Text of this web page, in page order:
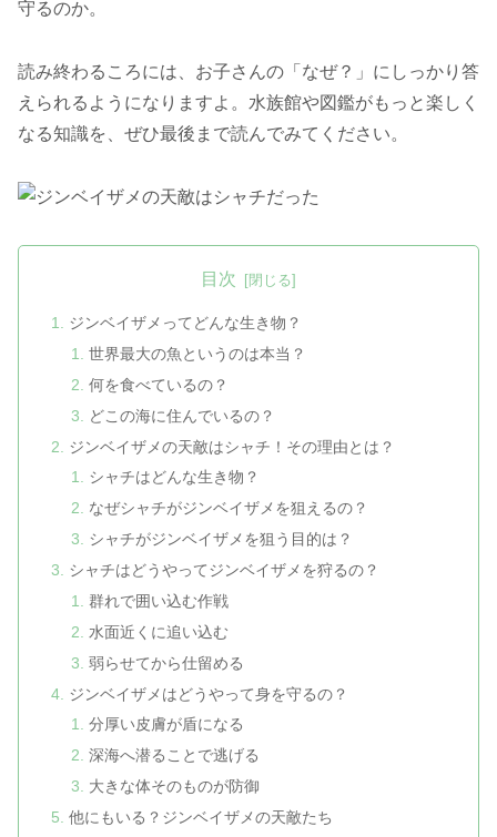
守るのか。
読み終わるころには、お子さんの「なぜ？」にしっかり答
えられるようになりますよ。水族館や図鑑がもっと楽しく
なる知識を、ぜひ最後まで読んでみてください。
目次
ジンベイザメってどんな生き物？
世界最大の魚というのは本当？
何を食べているの？
どこの海に住んでいるの？
ジンベイザメの天敵はシャチ！その理由とは？
シャチはどんな生き物？
なぜシャチがジンベイザメを狙えるの？
シャチがジンベイザメを狙う目的は？
シャチはどうやってジンベイザメを狩るの？
群れで囲い込む作戦
水面近くに追い込む
弱らせてから仕留める
ジンベイザメはどうやって身を守るの？
分厚い皮膚が盾になる
深海へ潜ることで逃げる
大きな体そのものが防御
他にもいる？ジンベイザメの天敵たち